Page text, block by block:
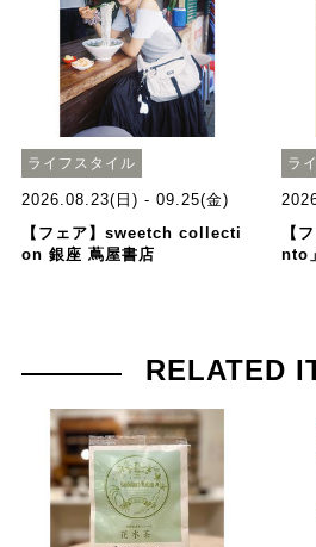
ライフスタイル
2026.08.23(日) - 09.25(金)
【フェア】sweetch collecti
on 銀座 蔦屋書店
ラ
【
nto」
RELATED